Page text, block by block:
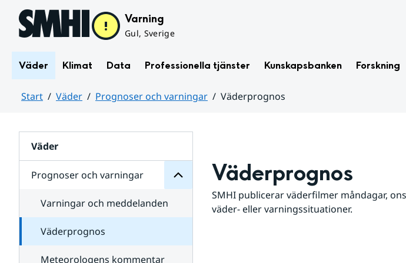
Hoppa till sidans innehåll Varning
Gul, Sverige
Väder Klimat Data Professionella tjänster Kunskapsbanken Forskning
Start Väder Prognoser och varningar
Väderprognos
Väder
Prognoser och varningar
för
varningar
Varningar och meddelanden
Väderprognos
Meteorologens kommentar
Väderprognos
SMHI publicerar väderfilmer måndagar,
väder- eller varningssituationer.